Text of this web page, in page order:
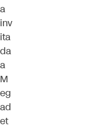
a
inv
ita
da
a
M
eg
ad
et